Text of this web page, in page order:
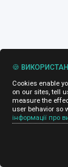
🍪
Cookies enable
on our sites, tell
measure the
user behavior so
інформації про